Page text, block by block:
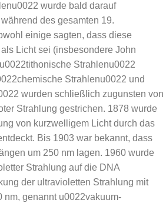
wurde bald darauf
des gesamten 19.
einige sagten, dass diese
Licht sei (insbesondere John
Strahlenu0022
Strahlenu0022 und
wurden schließlich zugunsten von
Strahlung gestrichen. 1878 wurde
von kurzwelligem Licht durch das
Bis 1903 war bekannt, dass
um 250 nm lagen. 1960 wurde
Strahlung auf die DNA
der ultravioletten Strahlung mit
nm, genannt u0022vakuum-